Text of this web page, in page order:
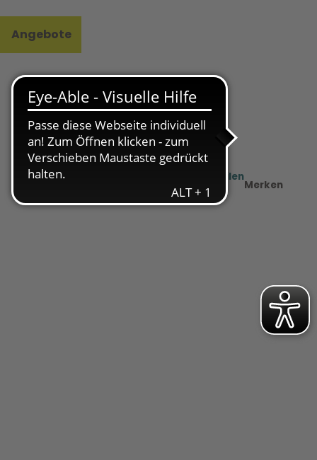
Angebote
PDF
Teilen
Merken